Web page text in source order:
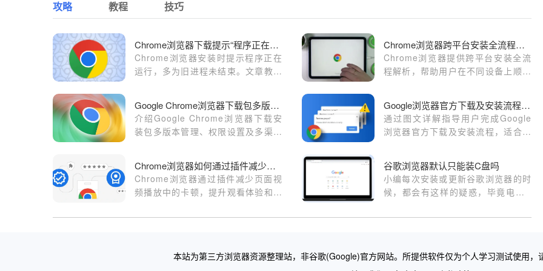
攻略 教程 技巧
Chrome浏览器下载提示“程序正在运行中”怎么办
Chrome浏览器安装时提示程序正在
运行，多为旧进程未结束。文章教你
Chrome浏览器跨平台安装全流程解析
Chrome浏览器提供跨平台安装全流
程解析，帮助用户在不同设备上顺利
效稳定运行。
Google Chrome浏览器下载包多版本管理及权限设置及多渠道下载
介绍Google Chrome浏览器下载安
装包多版本管理、权限设置及多渠道
Google浏览器官方下载及安装流程图文详解
通过图文详解指导用户完成Google
浏览器官方下载及安装流程，适合新
Chrome浏览器如何通过插件减少页面视频播放中的卡顿
Chrome浏览器通过插件减少页面视
频播放中的卡顿，提升观看体验和视
谷歌浏览器默认只能装C盘吗
小编每次安装或更新谷歌浏览器的时
候，都会有这样的疑惑，毕竟电脑C
软件的原则就是，能不安装在电脑C
本站为第三方浏览器资源整理站，非谷歌(Google)官方网站。所提供软件仅为个人学习测试使用，